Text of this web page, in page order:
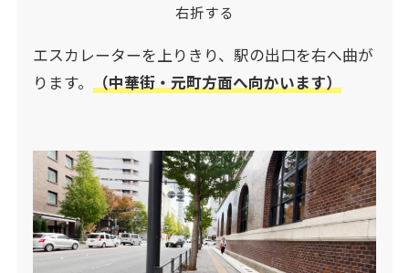
右折する
エスカレーターを上りきり、駅の出口を右へ曲が
ります。
（中華街・元町方面へ向かいます）